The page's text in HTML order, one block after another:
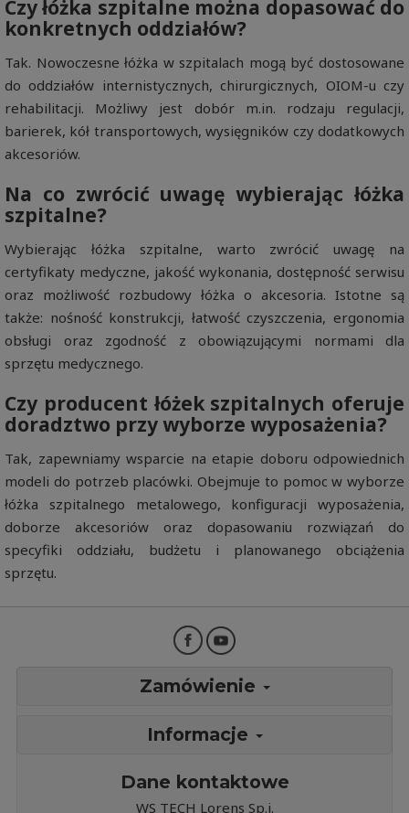
Czy łóżka szpitalne można dopasować do
konkretnych oddziałów?
Tak. Nowoczesne łóżka w szpitalach mogą być dostosowane
do oddziałów internistycznych, chirurgicznych, OIOM-u czy
rehabilitacji. Możliwy jest dobór m.in. rodzaju regulacji,
barierek, kół transportowych, wysięgników czy dodatkowych
akcesoriów.
Na co zwrócić uwagę wybierając łóżka
szpitalne?
Wybierając łóżka szpitalne, warto zwrócić uwagę na
certyfikaty medyczne, jakość wykonania, dostępność serwisu
oraz możliwość rozbudowy łóżka o akcesoria. Istotne są
także: nośność konstrukcji, łatwość czyszczenia, ergonomia
obsługi oraz zgodność z obowiązującymi normami dla
sprzętu medycznego.
Czy producent łóżek szpitalnych oferuje
doradztwo przy wyborze wyposażenia?
Tak, zapewniamy wsparcie na etapie doboru odpowiednich
modeli do potrzeb placówki. Obejmuje to pomoc w wyborze
łóżka szpitalnego metalowego, konfiguracji wyposażenia,
doborze akcesoriów oraz dopasowaniu rozwiązań do
specyfiki oddziału, budżetu i planowanego obciążenia
sprzętu.
Zamówienie
Informacje
Dane kontaktowe
WS TECH Lorens Sp.j.